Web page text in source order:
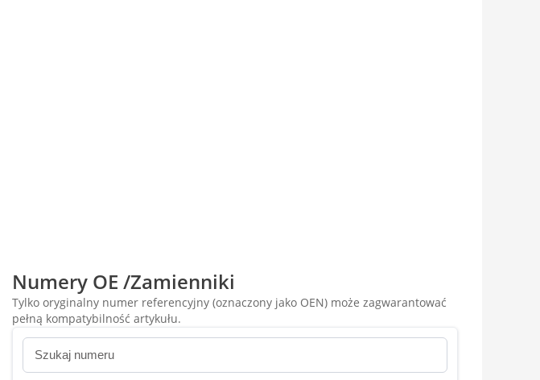
Numery OE /Zamienniki
Tylko oryginalny numer referencyjny (oznaczony jako OEN) może zagwarantować
pełną kompatybilność artykułu.